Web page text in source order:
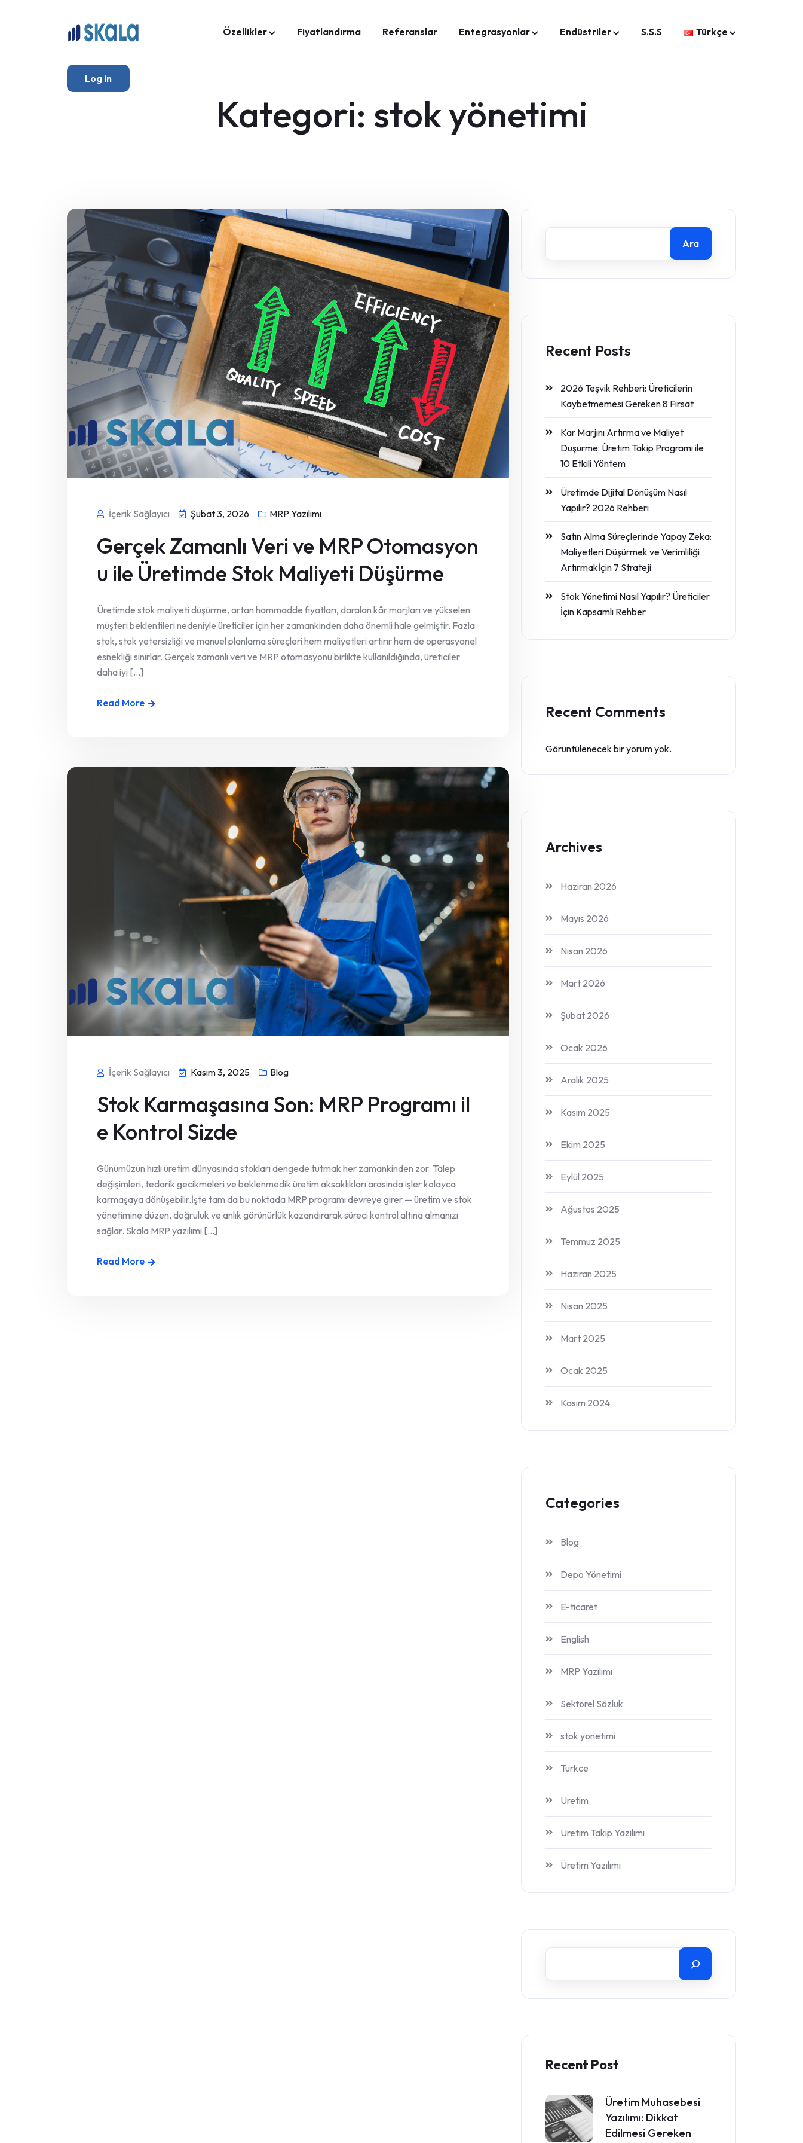
Özellikler Fiyatlandırma Referanslar Entegrasyonlar Endüstriler S.S.S Türkçe
Log in
Kategori: stok yönetimi
İçerik Sağlayıcı Şubat 3, 2026 MRP Yazılımı
Gerçek Zamanlı Veri ve MRP Otomasyon
u ile Üretimde Stok Maliyeti Düşürme
Üretimde stok maliyeti düşürme, artan hammadde fiyatları, daralan kâr marjları ve yükselen
müşteri beklentileri nedeniyle üreticiler için her zamankinden daha önemli hale gelmiştir. Fazla
stok, stok yetersizliği ve manuel planlama süreçleri hem maliyetleri artırır hem de operasyonel
esnekliği sınırlar. Gerçek zamanlı veri ve MRP otomasyonu birlikte kullanıldığında, üreticiler
daha iyi [...]
Read More
İçerik Sağlayıcı Kasım 3, 2025 Blog
Stok Karmaşasına Son: MRP Programı il
e Kontrol Sizde
Günümüzün hızlı üretim dünyasında stokları dengede tutmak her zamankinden zor. Talep
değişimleri, tedarik gecikmeleri ve beklenmedik üretim aksaklıkları arasında işler kolayca
karmaşaya dönüşebilir.İşte tam da bu noktada MRP programı devreye girer — üretim ve stok
yönetimine düzen, doğruluk ve anlık görünürlük kazandırarak süreci kontrol altına almanızı
sağlar. Skala MRP yazılımı [...]
Read More
Ara
Recent Posts
2026 Teşvik Rehberi: Üreticilerin
Kaybetmemesi Gereken 8 Fırsat
Kar Marjını Artırma ve Maliyet
Düşürme: Üretim Takip Programı ile
10 Etkili Yöntem
Üretimde Dijital Dönüşüm Nasıl
Yapılır? 2026 Rehberi
Satın Alma Süreçlerinde Yapay Zeka:
Maliyetleri Düşürmek ve Verimliliği
Artırmakİçin 7 Strateji
Stok Yönetimi Nasıl Yapılır? Üreticiler
İçin Kapsamlı Rehber
Recent Comments
Görüntülenecek bir yorum yok.
Archives
Haziran 2026
Mayıs 2026
Nisan 2026
Mart 2026
Şubat 2026
Ocak 2026
Aralık 2025
Kasım 2025
Ekim 2025
Eylül 2025
Ağustos 2025
Temmuz 2025
Haziran 2025
Nisan 2025
Mart 2025
Ocak 2025
Kasım 2024
Categories
Blog
Depo Yönetimi
E-ticaret
English
MRP Yazılımı
Sektörel Sözlük
stok yönetimi
Turkce
Üretim
Üretim Takip Yazılımı
Üretim Yazılımı
Recent Post
Üretim Muhasebesi
Yazılımı: Dikkat
Edilmesi Gereken